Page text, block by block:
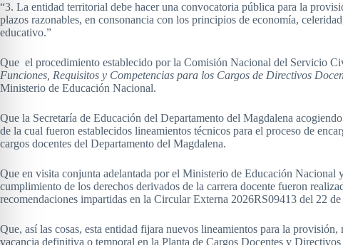
“3. La entidad territorial debe hacer una convocatoria pública para la
plazos razonables, en consonancia con los principios de economía,
educativo.”
Que el procedimiento establecido por la Comisión Nacional del Servicio
Funciones, Requisitos y Competencias para los Cargos de Directivos
Ministerio de Educación Nacional.
Que la Secretaría de Educación del Departamento del Magdalena
de la cual fueron establecidos lineamientos técnicos para el proceso de
cargos docentes del Departamento del Magdalena.
Que en visita conjunta adelantada por el Ministerio de Educación
cumplimiento de los derechos derivados de la carrera docente fueron
recomendaciones impartidas en la Circular Externa 2026RS09413 del 22
Que, así las cosas, esta entidad fijara nuevos lineamientos para la
vacancia definitiva o temporal en la Planta de Cargos Docentes y